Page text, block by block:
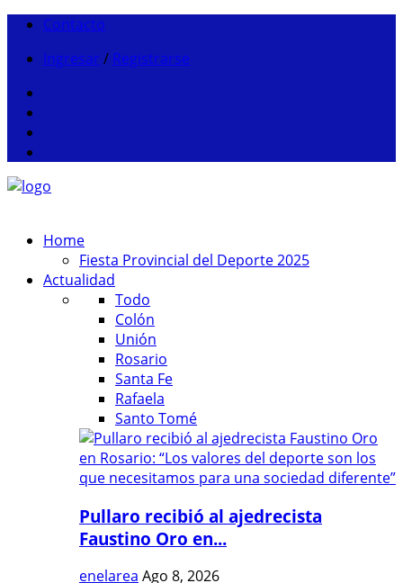
Contacto
Ingresar / Registrarse
Home
Fiesta Provincial del Deporte 2025
Actualidad
Todo
Colón
Unión
Rosario
Santa Fe
Rafaela
Santo Tomé
Pullaro recibió al ajedrecista
Faustino Oro en...
enelarea Ago 8, 2026